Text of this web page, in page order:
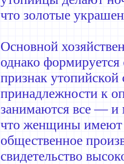
что золотые
Основной
однако
признак утопийской
принадлежности к
занимаются все —
что женщины имеют
общественное
свидетельство